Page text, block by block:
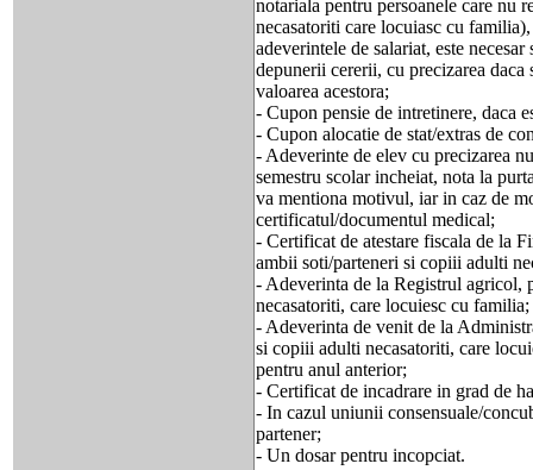
notariala pentru persoanele care nu
necasatoriti care locuiasc cu
adeverintele de salariat, este
depunerii cererii, cu precizarea
valoarea acestora;
- Cupon pensie de intretinere, daca
- Cupon alocatie de stat/extras de
- Adeverinte de elev cu precizarea
semestru scolar incheiat, nota la
va mentiona motivul, iar in caz de
certificatul/documentul medical;
- Certificat de atestare fiscala de la
ambii soti/parteneri si copiii adulti
- Adeverinta de la Registrul agricol,
necasatoriti, care locuiesc cu familia;
- Adeverinta de venit de la
si copiii adulti necasatoriti, care
pentru anul anterior;
- Certificat de incadrare in grad de
- In cazul uniunii consensuale/
partener;
- Un dosar pentru incopciat.